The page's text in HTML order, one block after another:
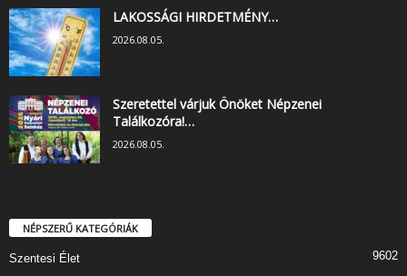
LAKOSSÁGI HIRDETMÉNY…
2026.08.05.
Szeretettel várjuk Önöket Népzenei
Találkozóra!…
2026.08.05.
NÉPSZERŰ KATEGÓRIÁK
Szentesi Élet 9602